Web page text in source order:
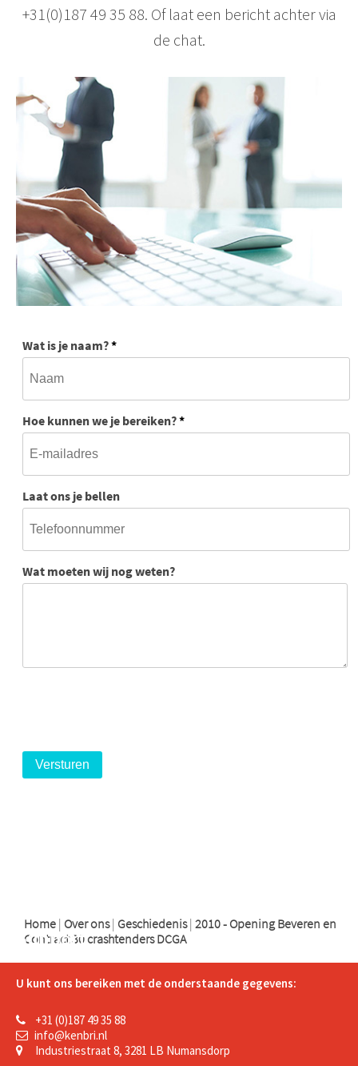
+31(0)187 49 35 88. Of laat een bericht achter via
de chat.
Wat is je naam?*
Hoe kunnen we je bereiken?*
Laat ons je bellen
Wat moeten wij nog weten?
Home | Over ons | Geschiedenis | 2010 - Opening Beveren en
Contract 30 crashtenders DCGA
Support
U kunt ons bereiken met de onderstaande gegevens:
+31 (0)187 49 35 88
info@kenbri.nl
Industriestraat 8, 3281 LB Numansdorp